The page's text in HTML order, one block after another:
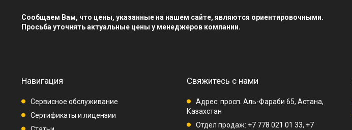
Сообщаем Вам, что цены, указанные на нашем сайте, являются ориентировочными.
Просьба уточнять актуальные цены у менеджеров компании.
Навигация
Сервисное обслуживание
Сертификаты и лицензии
Свяжитесь с нами
Адрес: просп. Аль-Фараби 65, Астана,
Казахстан
Отдел продаж: +7 778 021 01 33, +7